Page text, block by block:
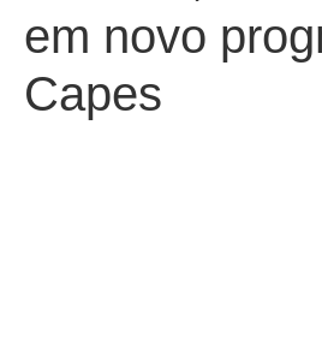
em novo
Capes